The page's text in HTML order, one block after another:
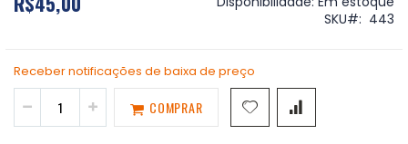
SKU
443
Receber notificações de baixa de preço
COMPRAR